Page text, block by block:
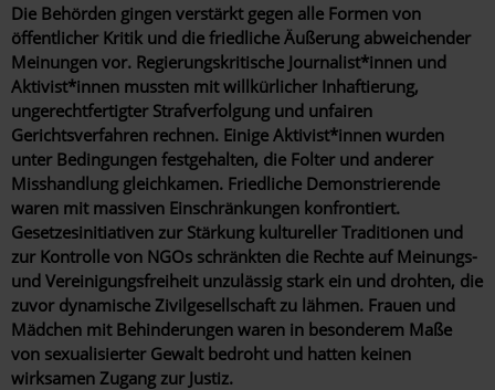
Die Behörden gingen verstärkt gegen alle Formen von
öffentlicher Kritik und die friedliche Äußerung abweichender
Meinungen vor. Regierungskritische Journalist*innen und
Aktivist*innen mussten mit willkürlicher Inhaftierung,
ungerechtfertigter Strafverfolgung und unfairen
Gerichtsverfahren rechnen. Einige Aktivist*innen wurden
unter Bedingungen festgehalten, die Folter und anderer
Misshandlung gleichkamen. Friedliche Demonstrierende
waren mit massiven Einschränkungen konfrontiert.
Gesetzesinitiativen zur Stärkung kultureller Traditionen und
zur Kontrolle von NGOs schränkten die Rechte auf Meinungs-
und Vereinigungsfreiheit unzulässig stark ein und drohten, die
zuvor dynamische Zivilgesellschaft zu lähmen. Frauen und
Mädchen mit Behinderungen waren in besonderem Maße
von sexualisierter Gewalt bedroht und hatten keinen
wirksamen Zugang zur Justiz.